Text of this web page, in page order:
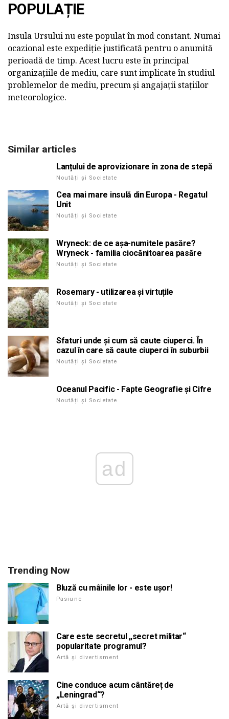
POPULAȚIE
Insula Ursului nu este populat în mod constant. Numai
ocazional este expediție justificată pentru o anumită
perioadă de timp. Acest lucru este în principal
organizațiile de mediu, care sunt implicate în studiul
problemelor de mediu, precum și angajații stațiilor
meteorologice.
Similar articles
Lanțului de aprovizionare în zona de stepă
Noutăți și Societate
Cea mai mare insulă din Europa - Regatul
Unit
Noutăți și Societate
Wryneck: de ce așa-numitele pasăre?
Wryneck - familia ciocănitoarea pasăre
Noutăți și Societate
Rosemary - utilizarea și virtuțile
Noutăți și Societate
Sfaturi unde și cum să caute ciuperci. În
cazul în care să caute ciuperci în suburbii
Noutăți și Societate
Oceanul Pacific - Fapte Geografie și Cifre
Noutăți și Societate
ad
Trending Now
Bluză cu mâinile lor - este ușor!
Pasiune
Care este secretul „secret militar“
popularitate programul?
Artă și divertisment
Cine conduce acum cântăreț de
„Leningrad“?
Artă și divertisment